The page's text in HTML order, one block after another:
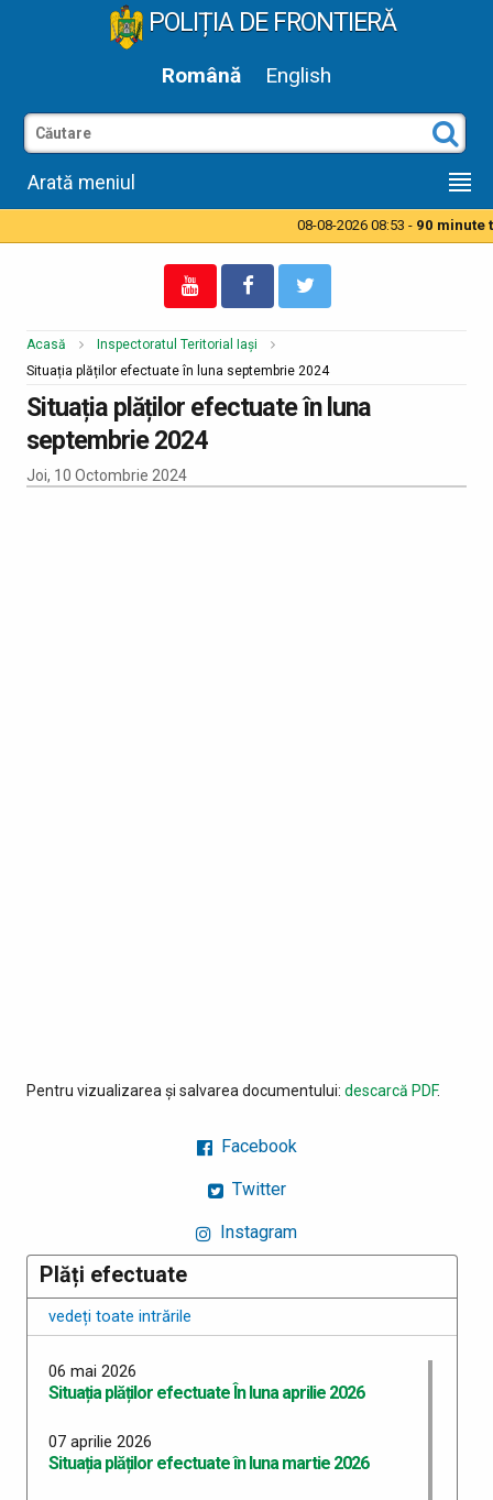
POLIȚIA DE FRONTIERĂ
Română English
Arată meniul
08-08-2026 08:53 -90 minute
Acasă
Inspectoratul Teritorial Iași
Situația plăților efectuate în luna septembrie 2024
Situația plăților efectuate în luna
septembrie 2024
Joi, 10 Octombrie 2024
Pentru vizualizarea și salvarea documentului: descarcă PDF.
Facebook
Twitter
Instagram
Plăți efectuate
vedeți toate intrările
06 mai 2026
Situația plăților efectuate În luna aprilie 2026
07 aprilie 2026
Situația plăților efectuate în luna martie 2026